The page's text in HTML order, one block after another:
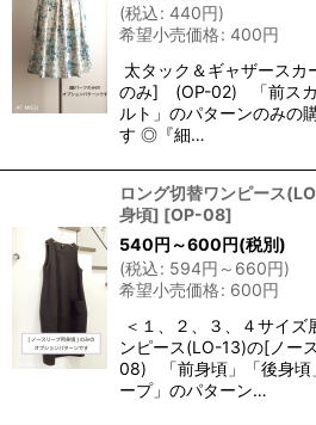
(税込: 440円)
希望小売価格: 400円
太タック＆ギャザース
のみ] (OP-02) 「前スカ
ルト」のパターンのみの
す ◎『細…
ロング切替ワンピース
身頃] [OP-08]
540円 ～600円(税別)
(税込: 594円 ～660円)
希望小売価格: 600円
＜１、２、３、４サイズ
ンピース(LO-13)の[ノ
08) 「前身頃」「後身頃
ープ」のパターン…